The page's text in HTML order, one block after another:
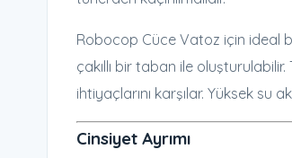
Robocop Cüce Vatoz için ideal
çakıllı bir taban ile
ihtiyaçlarını karşılar. Yüksek su
Cinsiyet Ayrımı